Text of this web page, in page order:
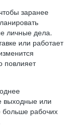
заранее
личные дела.
или работает
повлияет
выходные или
больше рабочих